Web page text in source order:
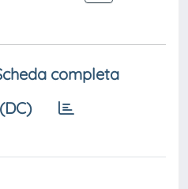
completa